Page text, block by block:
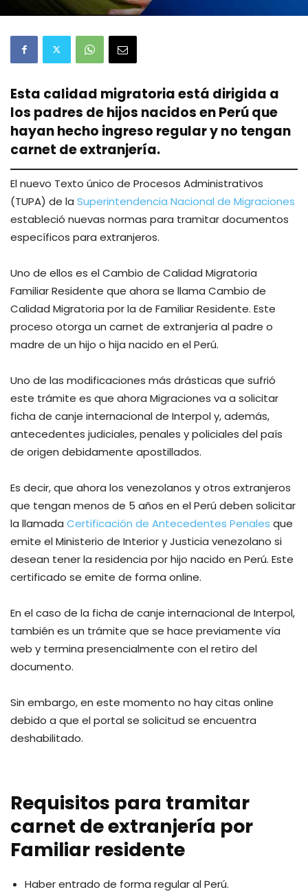
Esta calidad migratoria está dirigida a
los padres de hijos nacidos en Perú que
hayan hecho ingreso regular y no tengan
carnet de extranjería.
El nuevo Texto único de Procesos Administrativos
(TUPA) de la Superintendencia Nacional de Migraciones
estableció nuevas normas para tramitar documentos
específicos para extranjeros.
Uno de ellos es el Cambio de Calidad Migratoria
Familiar Residente que ahora se llama Cambio de
Calidad Migratoria por la de Familiar Residente. Este
proceso otorga un carnet de extranjería al padre o
madre de un hijo o hija nacido en el Perú.
Uno de las modificaciones más drásticas que sufrió
este trámite es que ahora Migraciones va a solicitar
ficha de canje internacional de Interpol y, además,
antecedentes judiciales, penales y policiales del país
de origen debidamente apostillados.
Es decir, que ahora los venezolanos y otros extranjeros
que tengan menos de 5 años en el Perú deben solicitar
la llamada Certificación de Antecedentes Penales que
emite el Ministerio de Interior y Justicia venezolano si
desean tener la residencia por hijo nacido en Perú. Este
certificado se emite de forma online.
En el caso de la ficha de canje internacional de Interpol,
también es un trámite que se hace previamente vía
web y termina presencialmente con el retiro del
documento.
Sin embargo, en este momento no hay citas online
debido a que el portal se solicitud se encuentra
deshabilitado.
Requisitos para tramitar
carnet de extranjería por
Familiar residente
Haber entrado de forma regular al Perú.